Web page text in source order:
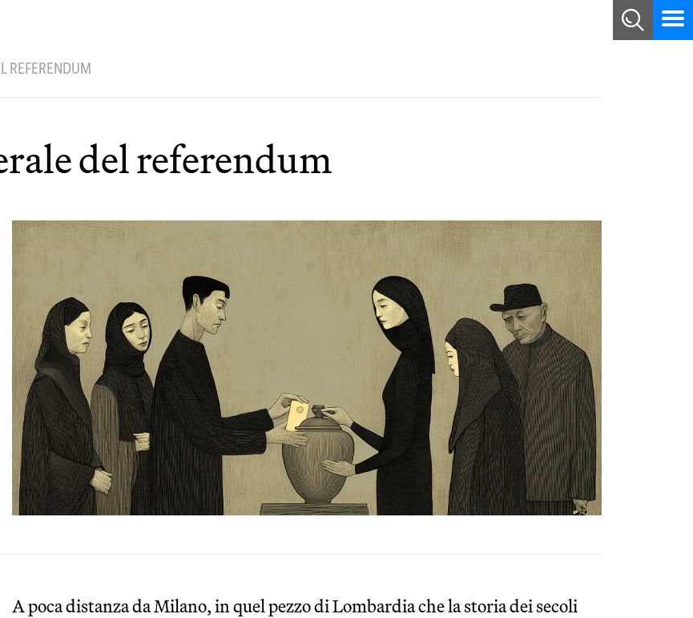
REFERENDUM
del referendum
A poca distanza da Milano, in quel pezzo di Lombardia che la storia dei secoli